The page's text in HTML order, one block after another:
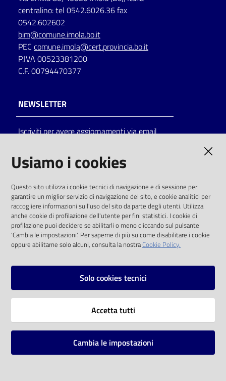
centralino: tel 0542.6026.36 fax
0542.602602
bim@comune.imola.bo.it
PEC comune.imola@cert.provincia.bo.it
P.IVA 00523381200
C.F. 00794470377
NEWSLETTER
Iscriviti per avere aggiornamenti via email
solo alle condizioni previste dalla direttiva
comunitaria 2003/98/CE e dal d.lgs. 36/2006
SOCIAL
Instagram
Vai alla pagina
Mappa del sito
Usiamo i cookies
Questo sito utilizza i cookie tecnici di navigazione e di sessione per
garantire un miglior servizio di navigazione del sito, e cookie analitici per
raccogliere informazioni sull'uso del sito da parte degli utenti. Utilizza
anche cookie di profilazione dell'utente per fini statistici. I cookie di
profilazione puoi decidere se abilitarli o meno cliccando sul pulsante
'Cambia le impostazioni'. Per saperne di più su come disabilitare i cookie
oppure abilitarne solo alcuni, consulta la nostraCookie Policy.
Solo cookies tecnici
Accetta tutti
Cambia le impostazioni